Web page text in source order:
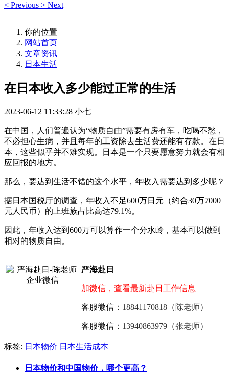
< Previous > Next
你的位置
网站首页
文章资讯
日本生活
在日本收入多少能过正常的生活
2023-06-12 11:33:28 小七
在中国，人们普遍认为“物质自由”需要有房有车，吃喝不愁，
不必担心生病，并且每年的工资除去生活费还能有存款。在日
本，这些似乎并不难实现。日本是一个只要愿意努力就会有相
应回报的地方。
那么，要达到生活不错的这个水平，年收入需要达到多少呢？
据日本国税厅的调查，年收入不足600万日元（约合30万7000
元人民币）的上班族占比高达79.1%。
因此，年收入达到600万可以算作一个分水岭，基本可以做到
相对的物质自由。
严海赴日
加微信，查看最新赴日工作信息
客服微信： 18841170818（陈老师）
客服微信： 13940863979（张老师）
标签: 日本物价 日本生活成本
日本物价和中国物价，哪个更高？